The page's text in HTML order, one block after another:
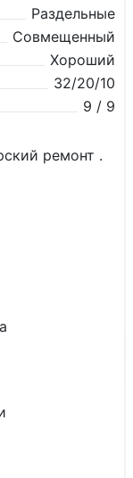
Раздельные
Совмещенный
Хороший
32/20/10
9 / 9
peмoнт .